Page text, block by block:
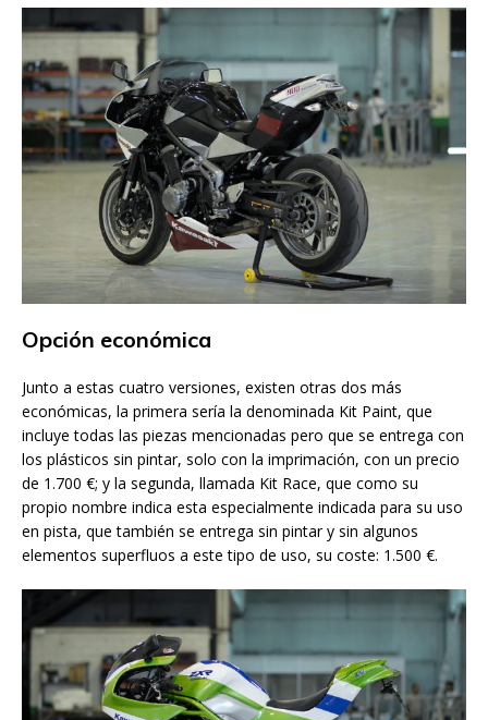
Opción económica
Junto a estas cuatro versiones, existen otras dos más
económicas, la primera sería la denominada Kit Paint, que
incluye todas las piezas mencionadas pero que se entrega con
los plásticos sin pintar, solo con la imprimación, con un precio
de 1.700 €; y la segunda, llamada Kit Race, que como su
propio nombre indica esta especialmente indicada para su uso
en pista, que también se entrega sin pintar y sin algunos
elementos superfluos a este tipo de uso, su coste: 1.500 €.